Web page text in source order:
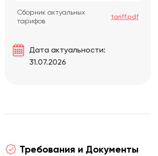
Сборник актуальных
тарифов
tariff.pdf
Дата актуальности:
31.07.2026
Требования и Документы